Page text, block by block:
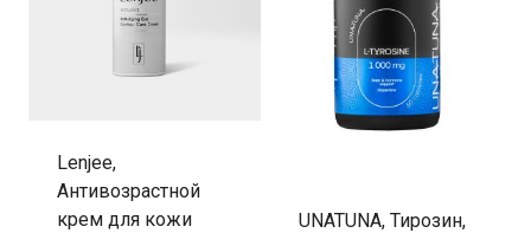
Lenjee,
Антивозрастной
крем для кожи
UNATUNA, Тирозин,